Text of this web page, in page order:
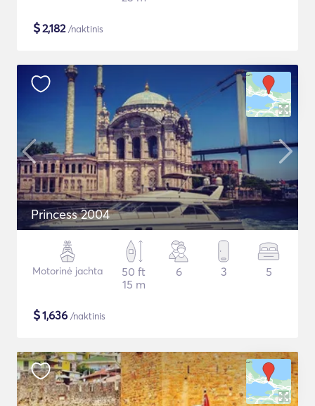
$2,182/naktinis
Princess 2004
Motorinė jachta
50 ft
15 m
6 3 5
$1,636 /naktinis